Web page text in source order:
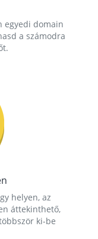
egyedi domain
a számodra
helyen, az
áttekinthető,
ki-be